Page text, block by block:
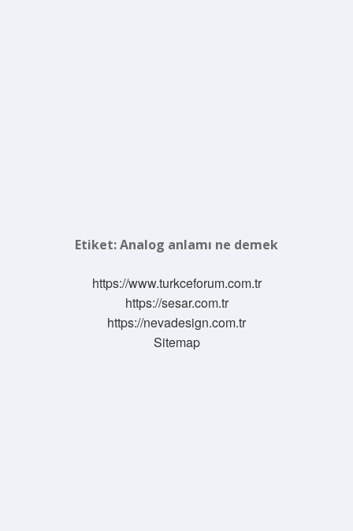
Etiket:Analog anlamı ne demek
https://www.turkceforum.com.tr
https://sesar.com.tr
https://nevadesign.com.tr
Sitemap